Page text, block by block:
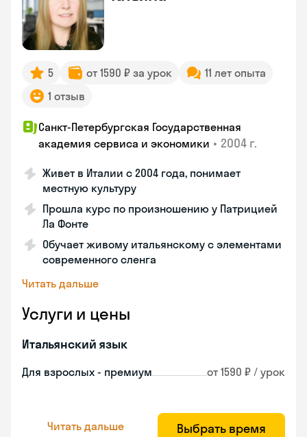
5 от 1590 ₽ за урок
11 лет опыта
1 отзыв
Санкт-Петербургская Государственная
академия сервиса и экономики • 2004 г.
Живет в Италии с 2004 года, понимает
местную культуру
Прошла курс по произношению у Патрицией
Ла Фонте
Обучает живому итальянскому с элементами
современного сленга
Читать дальше
Услуги и цены
Итальянский язык
Для взрослых - премиум от 1590 ₽ / урок
Читать дальше Выбрать время